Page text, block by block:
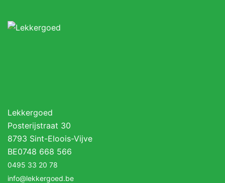
Lekkergoed
Posterijstraat 30
8793 Sint-Eloois-Vijve
BE0748 668 566
0495 33 20 78
info@lekkergoed.be